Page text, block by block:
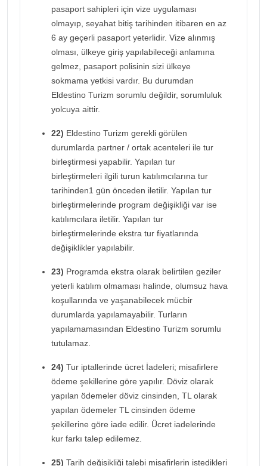
pasaport sahipleri için vize uygulaması
olmayıp, seyahat bitiş tarihinden itibaren en az
6 ay geçerli pasaport yeterlidir. Vize alınmış
olması, ülkeye giriş yapılabileceği anlamına
gelmez, pasaport polisinin sizi ülkeye
sokmama yetkisi vardır. Bu durumdan
Eldestino Turizm sorumlu değildir, sorumluluk
yolcuya aittir.
22) Eldestino Turizm gerekli görülen
durumlarda partner / ortak acenteleri ile tur
birleştirmesi yapabilir. Yapılan tur
birleştirmeleri ilgili turun katılımcılarına tur
tarihinden1 gün önceden iletilir. Yapılan tur
birleştirmelerinde program değişikliği var ise
katılımcılara iletilir. Yapılan tur
birleştirmelerinde ekstra tur fiyatlarında
değişiklikler yapılabilir.
23) Programda ekstra olarak belirtilen geziler
yeterli katılım olmaması halinde, olumsuz hava
koşullarında ve yaşanabilecek mücbir
durumlarda yapılamayabilir. Turların
yapılamamasından Eldestino Turizm sorumlu
tutulamaz.
24) Tur iptallerinde ücret İadeleri; misafirlere
ödeme şekillerine göre yapılır. Döviz olarak
yapılan ödemeler döviz cinsinden, TL olarak
yapılan ödemeler TL cinsinden ödeme
şekillerine göre iade edilir. Ücret iadelerinde
kur farkı talep edilemez.
25) Tarih değişikliği talebi misafirlerin istedikleri